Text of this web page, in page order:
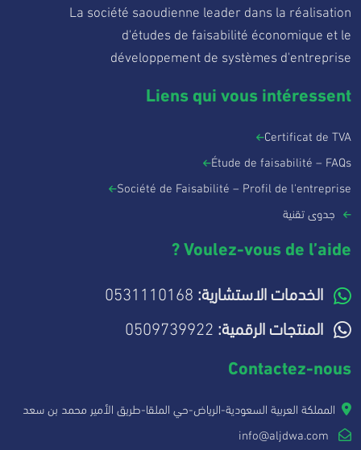
La société saoudienne leader dans la réalisation
d'études de faisabilité économique et le
développement de systèmes d'entreprise
Liens qui vous intéressent
Certificat de TVA
Étude de faisabilité – FAQs
Société de Faisabilité – Profil de l'entreprise
جدوى تقنية
Voulez-vous de l’aide ?
الخدمات الاستشارية:
المنتجات الرقمية:
Contactez-nous
المملكة العربية السعودية-الرياض-حي الملقا-طريق الأمير محمد بن سعد